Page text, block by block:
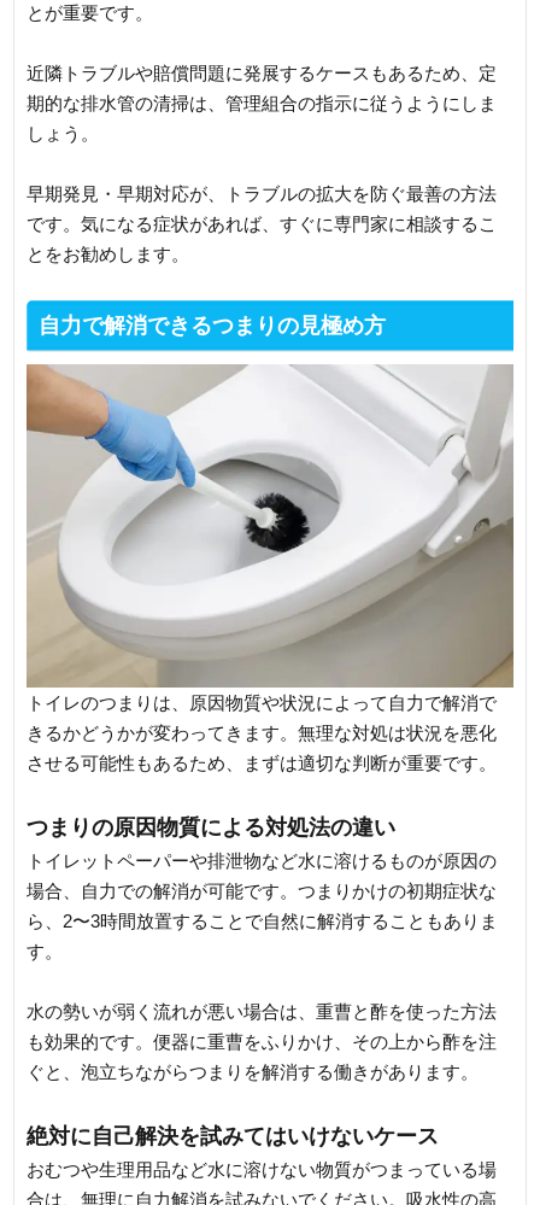
とが重要です。
近隣トラブルや賠償問題に発展するケースもあるため、定
期的な排水管の清掃は、管理組合の指示に従うようにしま
しょう。
早期発見・早期対応が、トラブルの拡大を防ぐ最善の方法
です。気になる症状があれば、すぐに専門家に相談するこ
とをお勧めします。
自力で解消できるつまりの見極め方
トイレのつまりは、原因物質や状況によって自力で解消で
きるかどうかが変わってきます。無理な対処は状況を悪化
させる可能性もあるため、まずは適切な判断が重要です。
つまりの原因物質による対処法の違い
トイレットペーパーや排泄物など水に溶けるものが原因の
場合、自力での解消が可能です。つまりかけの初期症状な
ら、2〜3時間放置することで自然に解消することもありま
す。
水の勢いが弱く流れが悪い場合は、重曹と酢を使った方法
も効果的です。便器に重曹をふりかけ、その上から酢を注
ぐと、泡立ちながらつまりを解消する働きがあります。
絶対に自己解決を試みてはいけないケース
おむつや生理用品など水に溶けない物質がつまっている場
合は、無理に自力解消を試みないでください。吸水性の高